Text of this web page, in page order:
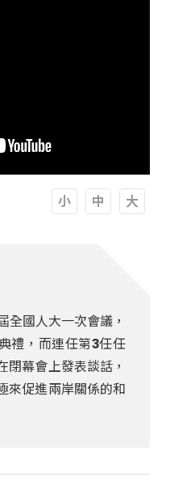
全國人大一次會議，
禮，而連任第3任任
閉幕會上發表談話，
來促進兩岸關係的和